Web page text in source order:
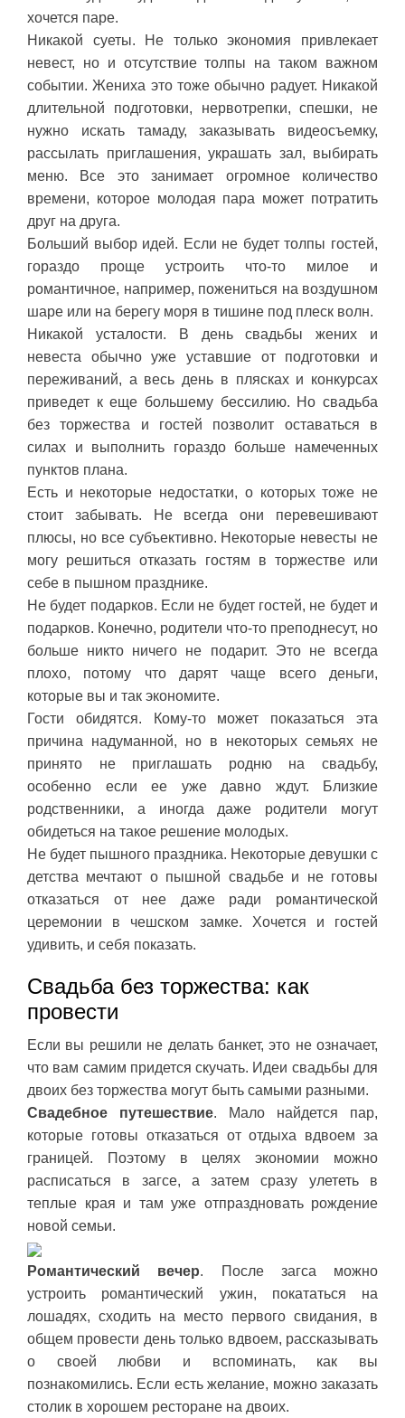
хочется паре.
Никакой суеты. Не только экономия привлекает
невест, но и отсутствие толпы на таком важном
событии. Жениха это тоже обычно радует. Никакой
длительной подготовки, нервотрепки, спешки, не
нужно искать тамаду, заказывать видеосъемку,
рассылать приглашения, украшать зал, выбирать
меню. Все это занимает огромное количество
времени, которое молодая пара может потратить
друг на друга.
Больший выбор идей. Если не будет толпы гостей,
гораздо проще устроить что-то милое и
романтичное, например, пожениться на воздушном
шаре или на берегу моря в тишине под плеск волн.
Никакой усталости. В день свадьбы жених и
невеста обычно уже уставшие от подготовки и
переживаний, а весь день в плясках и конкурсах
приведет к еще большему бессилию. Но свадьба
без торжества и гостей позволит оставаться в
силах и выполнить гораздо больше намеченных
пунктов плана.
Есть и некоторые недостатки, о которых тоже не
стоит забывать. Не всегда они перевешивают
плюсы, но все субъективно. Некоторые невесты не
могу решиться отказать гостям в торжестве или
себе в пышном празднике.
Не будет подарков. Если не будет гостей, не будет и
подарков. Конечно, родители что-то преподнесут, но
больше никто ничего не подарит. Это не всегда
плохо, потому что дарят чаще всего деньги,
которые вы и так экономите.
Гости обидятся. Кому-то может показаться эта
причина надуманной, но в некоторых семьях не
принято не приглашать родню на свадьбу,
особенно если ее уже давно ждут. Близкие
родственники, а иногда даже родители могут
обидеться на такое решение молодых.
Не будет пышного праздника. Некоторые девушки с
детства мечтают о пышной свадьбе и не готовы
отказаться от нее даже ради романтической
церемонии в чешском замке. Хочется и гостей
удивить, и себя показать.
Свадьба без торжества: как
провести
Если вы решили не делать банкет, это не означает,
что вам самим придется скучать. Идеи свадьбы для
двоих без торжества могут быть самыми разными.
Свадебное путешествие. Мало найдется пар,
которые готовы отказаться от отдыха вдвоем за
границей. Поэтому в целях экономии можно
расписаться в загсе, а затем сразу улететь в
теплые края и там уже отпраздновать рождение
новой семьи.
Романтический вечер. После загса можно
устроить романтический ужин, покататься на
лошадях, сходить на место первого свидания, в
общем провести день только вдвоем, рассказывать
о своей любви и вспоминать, как вы
познакомились. Если есть желание, можно заказать
столик в хорошем ресторане на двоих.